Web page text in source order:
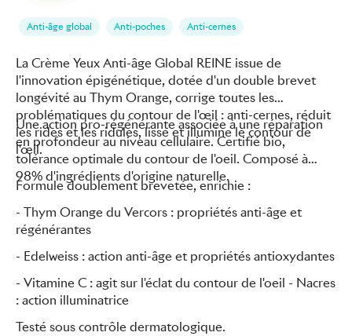
Anti-âge global Anti-poches Anti-cernes
La Crème Yeux Anti-âge Global REINE issue de
l'innovation épigénétique, dotée d'un double brevet
longévité au Thym Orange, corrige toutes les
problématiques du contour de l'œil : anti-cernes, réduit
les rides et les ridules, lisse et illumine le contour de
l'œil.
Une action pro-régénérante associée à une réparation
en profondeur au niveau cellulaire. Certifié bio,
tolérance optimale du contour de l'oeil. Composé à
98% d'ingrédients d'origine naturelle.
Formule doublement brevetée, enrichie :
- Thym Orange du Vercors : propriétés anti-âge et
régénérantes
- Edelweiss : action anti-âge et propriétés antioxydantes
- Vitamine C : agit sur l'éclat du contour de l'oeil - Nacres
: action illuminatrice
Testé sous contrôle dermatologique.